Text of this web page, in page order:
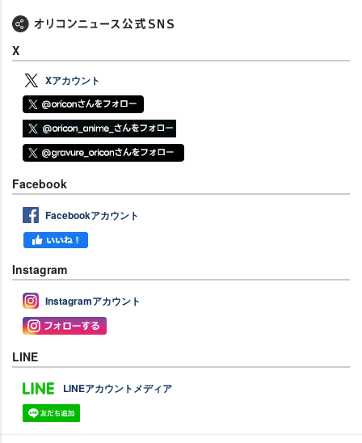
X
Xアカウント
Facebook
Facebookアカウント
Instagram
Instagramアカウント
LINE
LINEアカウントメディア